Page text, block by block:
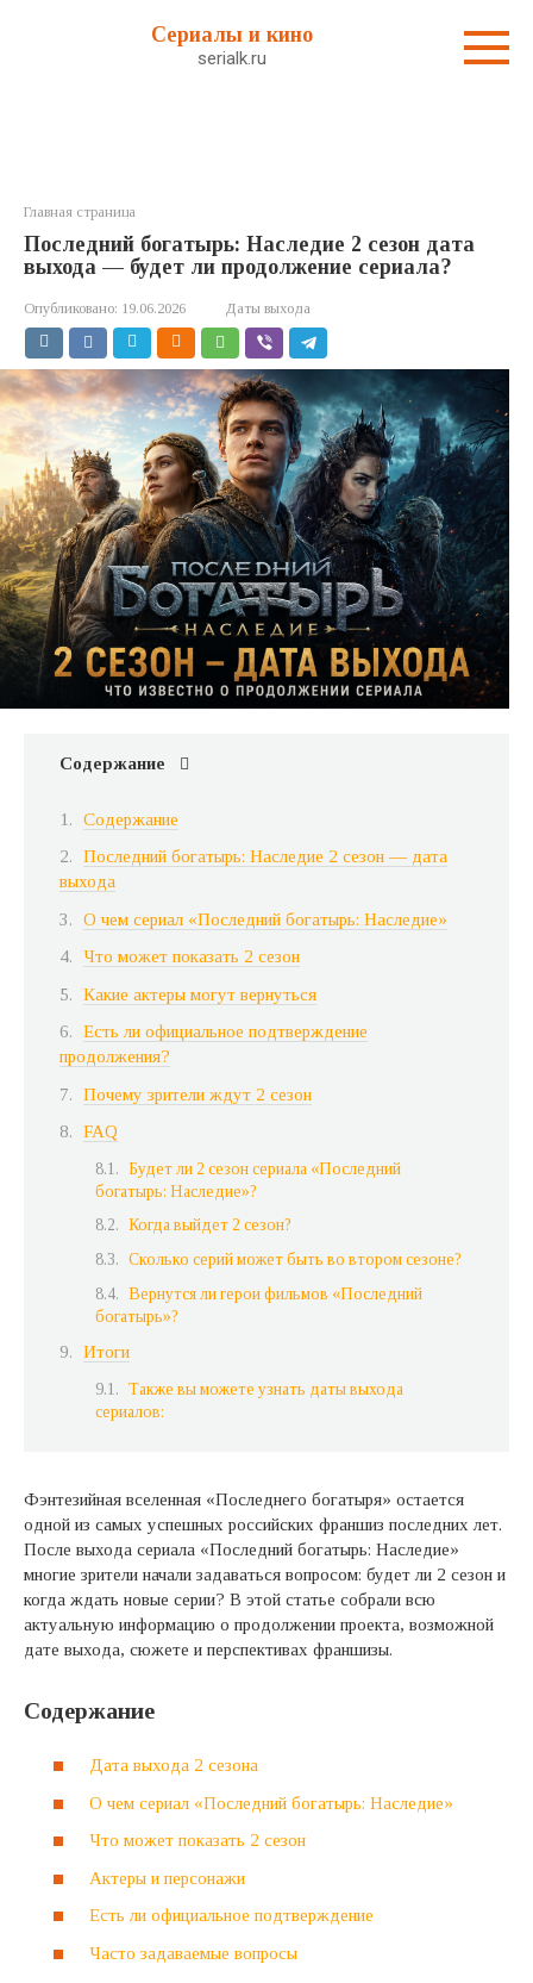
Сериалы и кино
serialk.ru
Главная страница
Последний богатырь: Наследие 2 сезон дата
выхода — будет ли продолжение сериала?
Опубликовано: 19.06.2026 Даты выхода
Содержание
Содержание
Последний богатырь: Наследие 2 сезон — дата
выхода
О чем сериал «Последний богатырь: Наследие»
Что может показать 2 сезон
Какие актеры могут вернуться
Есть ли официальное подтверждение
продолжения?
Почему зрители ждут 2 сезон
FAQ
Будет ли 2 сезон сериала «Последний
богатырь: Наследие»?
Когда выйдет 2 сезон?
Сколько серий может быть во втором сезоне?
Вернутся ли герои фильмов «Последний
богатырь»?
Итоги
Также вы можете узнать даты выхода
сериалов:
Фэнтезийная вселенная «Последнего богатыря» остается
одной из самых успешных российских франшиз последних лет.
После выхода сериала «Последний богатырь: Наследие»
многие зрители начали задаваться вопросом: будет ли 2 сезон и
когда ждать новые серии? В этой статье собрали всю
актуальную информацию о продолжении проекта, возможной
дате выхода, сюжете и перспективах франшизы.
Содержание
Дата выхода 2 сезона
О чем сериал «Последний богатырь: Наследие»
Что может показать 2 сезон
Актеры и персонажи
Есть ли официальное подтверждение
Часто задаваемые вопросы